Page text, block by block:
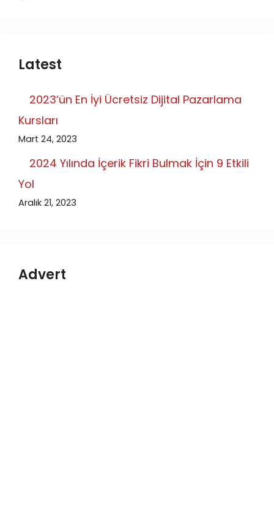
Latest
2023‘ün En İyi Ücretsiz Dijital Pazarlama
Kursları
Mart 24, 2023
2024 Yılında İçerik Fikri Bulmak İçin 9 Etkili
Yol
Aralık 21, 2023
Advert